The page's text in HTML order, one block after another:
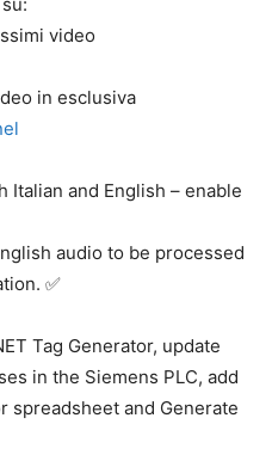
video
in esclusiva
and English – enable
audio to be processed
✅
Tag Generator, update
in the Siemens PLC, add
spreadsheet and Generate